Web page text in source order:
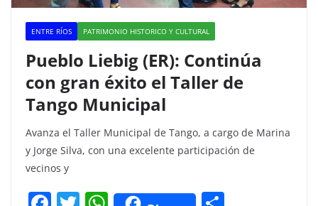
ENTRE RÍOS PATRIMONIO HISTORICO Y CULTURAL
Pueblo Liebig (ER): Continúa
con gran éxito el Taller de
Tango Municipal
Avanza el Taller Municipal de Tango, a cargo de Marina
y Jorge Silva, con una excelente participación de
vecinos y